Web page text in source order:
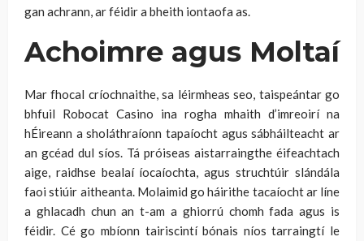
gan achrann, ar féidir a bheith iontaofa as.
Achoimre agus Moltaí
Mar fhocal críochnaithe, sa léirmheas seo, taispeántar go
bhfuil Robocat Casino ina rogha mhaith d’imreoirí na
hÉireann a sholáthraíonn tapaíocht agus sábháilteacht ar
an gcéad dul síos. Tá próiseas aistarraingthe éifeachtach
aige, raidhse bealaí íocaíochta, agus struchtúir slándála
faoi stiúir aitheanta. Molaimid go háirithe tacaíocht ar líne
a ghlacadh chun an t-am a ghiorrú chomh fada agus is
féidir. Cé go mbíonn tairiscintí bónais níos tarraingtí le